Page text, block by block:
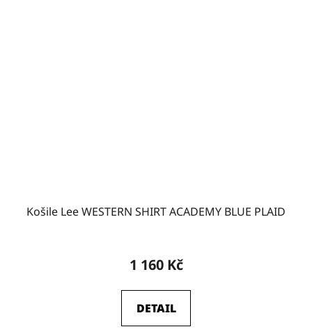
Košile Lee WESTERN SHIRT ACADEMY BLUE PLAID
1 160 Kč
DETAIL